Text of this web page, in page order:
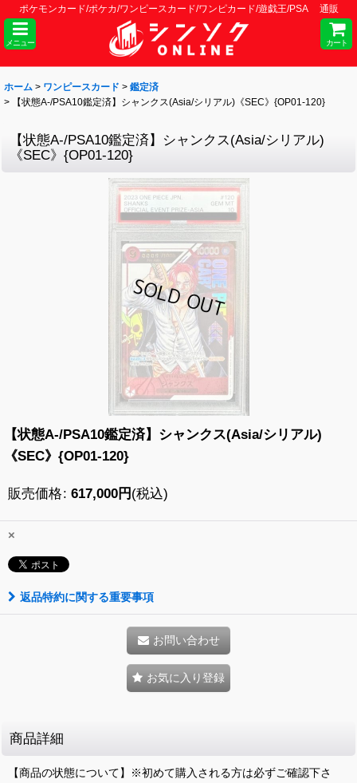
ポケモンカード/ポケカ/ワンピースカード/ワンピカード/遊戯王/PSA 通販
メニュー カート
ホーム > ワンピースカード > 鑑定済
>
【状態A-/PSA10鑑定済】シャンクス(Asia/シリアル)《SEC》{OP01-120}
【状態A-/PSA10鑑定済】シャンクス(Asia/シリアル)
《SEC》{OP01-120}
【状態A-/PSA10鑑定済】シャンクス(Asia/シリアル)
《SEC》{OP01-120}
販売価格: 617,000円 (税込)
×
返品特約に関する重要事項
お問い合わせ
お気に入り登録
商品詳細
【商品の状態について】※初めて購入される方は必ずご確認下さ